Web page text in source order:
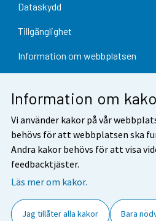
Information om
Vi använder kakor på vår
behövs för att webbplatsen ska
Andra kakor behövs för att visa
feedbacktjäster.
Läs mer om kakor.
Jag tillåter alla kakor Bara
Dataskydd
Tillgänglighet
Information om webbplatsen